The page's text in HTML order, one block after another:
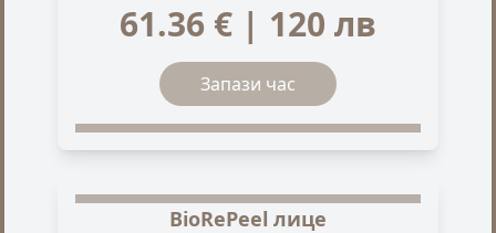
61.36 € | 120 лв
Запази час
BioRePeel лице